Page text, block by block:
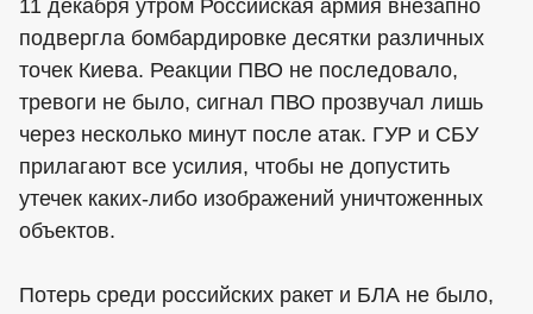
11 декабря утром Российская армия внезапно
подвергла бомбардировке десятки различных
точек Киева. Реакции ПВО не последовало,
тревоги не было, сигнал ПВО прозвучал лишь
через несколько минут после атак. ГУР и СБУ
прилагают все усилия, чтобы не допустить
утечек каких-либо изображений уничтоженных
объектов.
Потерь среди российских ракет и БЛА не было,